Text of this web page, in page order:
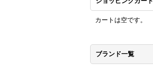
カートは空です。
ブランド一覧